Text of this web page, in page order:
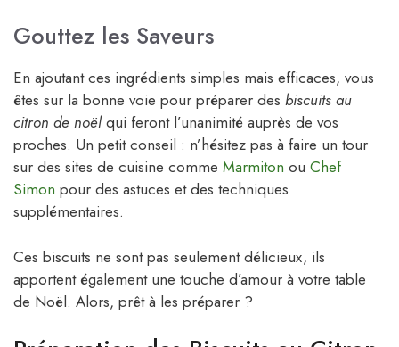
Gouttez les Saveurs
En ajoutant ces ingrédients simples mais efficaces, vous
êtes sur la bonne voie pour préparer des biscuits au
citron de noëlqui feront l’unanimité auprès de vos
proches. Un petit conseil : n’hésitez pas à faire un tour
sur des sites de cuisine comme Marmiton ou Chef
Simon pour des astuces et des techniques
supplémentaires.
Ces biscuits ne sont pas seulement délicieux, ils
apportent également une touche d’amour à votre table
de Noël. Alors, prêt à les préparer ?